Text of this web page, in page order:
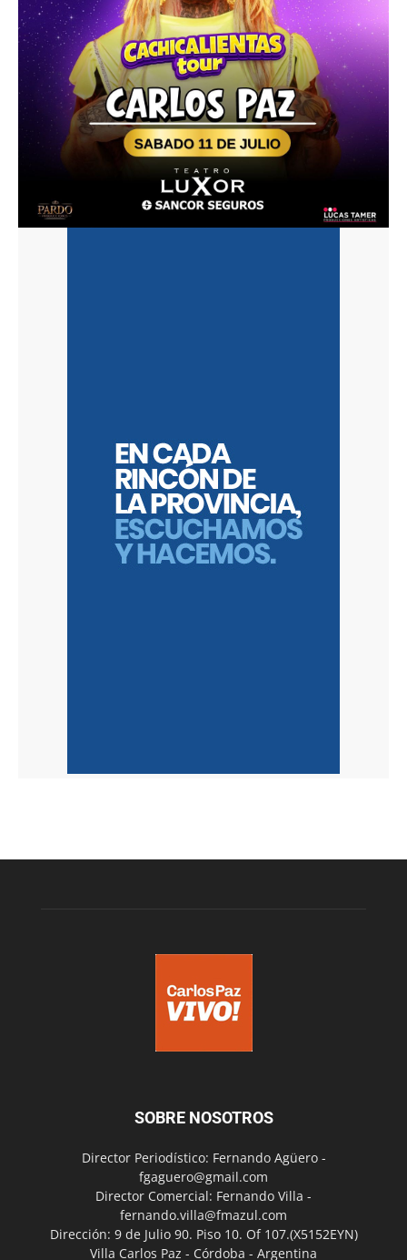
SOBRE NOSOTROS
Director Periodístico: Fernando Agüero -
fgaguero@gmail.com
Director Comercial: Fernando Villa -
fernando.villa@fmazul.com
Dirección: 9 de Julio 90. Piso 10. Of 107.(X5152EYN)
Villa Carlos Paz - Córdoba - Argentina